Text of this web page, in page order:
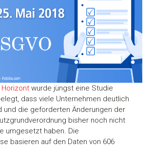
Horizont wurde jüngst eine Studie
dass viele Unternehmen deutlich
und die geforderten Änderungen der
bisher noch nicht
umgesetzt haben. Die
basieren auf den Daten von 606